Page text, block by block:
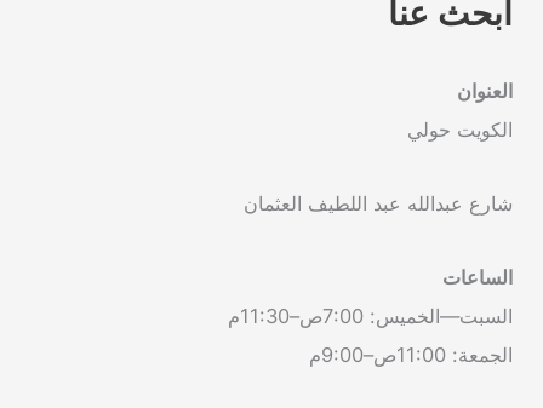
ابحث عنا
العنوان
الكويت حولي
شارع عبدالله عبد اللطيف العثمان
الساعات
السبت—الخميس: 7:00ص–11:30م
الجمعة: 11:00ص–9:00م